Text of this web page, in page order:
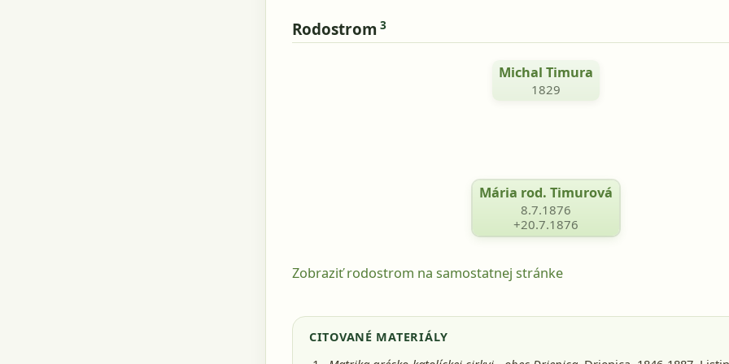
Rodostrom 3
Michal Timura
1829
Mária rod. Timurová
8.7.1876
+20.7.1876
Zobraziť rodostrom na samostatnej stránke
CITOVANÉ MATERIÁLY